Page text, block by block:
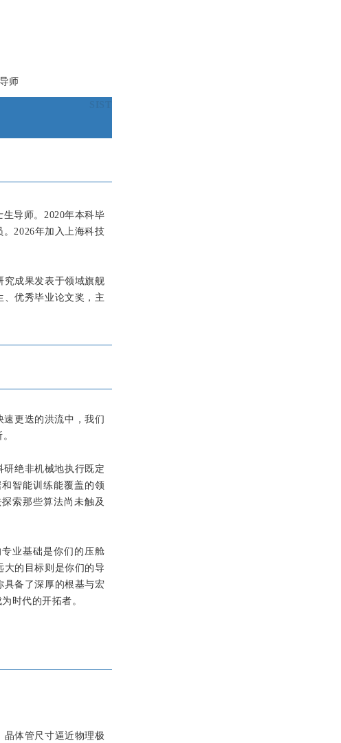
师
导师。2020年本科毕
2026年加入上海科技
究成果发表于领域旗舰
、优秀毕业论文奖，主
速更迭的洪流中，我们
研绝非机械地执行既定
智能训练能覆盖的领
索那些算法尚未触及
业基础是你们的压舱
的目标则是你们的导
具备了深厚的根基与宏
时代的开拓者。
体管尺寸逼近物理极